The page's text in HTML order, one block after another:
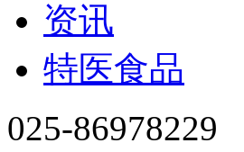
资讯
特医食品
025-86978229